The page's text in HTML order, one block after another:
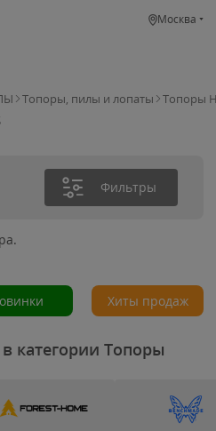
Москва
Топоры, пилы и лопаты Топоры
Фильтры
Хиты продаж
категории Топоры